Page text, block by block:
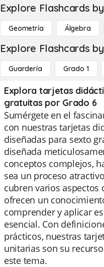
Explore Flashcards
Geometría Álgebra
Explore Flashcards
Guardería Grado 1
Explora tarjetas
gratuitas por Grado 6
Sumérgete en el
con nuestras tarjetas
diseñadas para sexto
diseñada
conceptos complejos,
sea un proceso
cubren varios aspectos
ofrecen un
comprender y aplicar
esencial. Con
prácticos, nuestras
unitarias son su
este tema.